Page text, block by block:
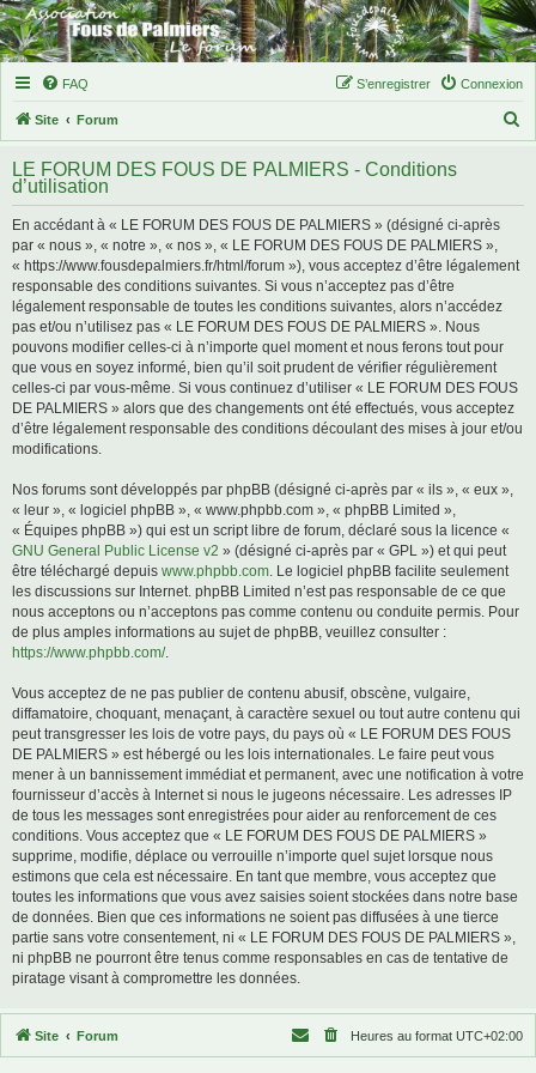
FAQ Connexion
S’enregistrer
Site Forum
h
LE FORUM DES FOUS DE PALMIERS - Conditions
d’utilisation
En accédant à « LE FORUM DES FOUS DE PALMIERS » (désigné ci-après
par « nous », « notre », « nos », « LE FORUM DES FOUS DE PALMIERS »,
« https://www.fousdepalmiers.fr/html/forum »), vous acceptez d’être légalement
responsable des conditions suivantes. Si vous n’acceptez pas d’être
légalement responsable de toutes les conditions suivantes, alors n’accédez
pas et/ou n’utilisez pas « LE FORUM DES FOUS DE PALMIERS ». Nous
pouvons modifier celles-ci à n’importe quel moment et nous ferons tout pour
que vous en soyez informé, bien qu’il soit prudent de vérifier régulièrement
celles-ci par vous-même. Si vous continuez d’utiliser « LE FORUM DES FOUS
DE PALMIERS » alors que des changements ont été effectués, vous acceptez
d’être légalement responsable des conditions découlant des mises à jour et/ou
modifications.
Nos forums sont développés par phpBB (désigné ci-après par « ils », « eux »,
« leur », « logiciel phpBB », « www.phpbb.com », « phpBB Limited »,
« Équipes phpBB ») qui est un script libre de forum, déclaré sous la licence «
GNU General Public License v2 » (désigné ci-après par « GPL ») et qui peut
être téléchargé depuis www.phpbb.com. Le logiciel phpBB facilite seulement
les discussions sur Internet. phpBB Limited n’est pas responsable de ce que
nous acceptons ou n’acceptons pas comme contenu ou conduite permis. Pour
de plus amples informations au sujet de phpBB, veuillez consulter :
https://www.phpbb.com/.
Vous acceptez de ne pas publier de contenu abusif, obscène, vulgaire,
diffamatoire, choquant, menaçant, à caractère sexuel ou tout autre contenu qui
peut transgresser les lois de votre pays, du pays où « LE FORUM DES FOUS
DE PALMIERS » est hébergé ou les lois internationales. Le faire peut vous
mener à un bannissement immédiat et permanent, avec une notification à votre
fournisseur d’accès à Internet si nous le jugeons nécessaire. Les adresses IP
de tous les messages sont enregistrées pour aider au renforcement de ces
conditions. Vous acceptez que « LE FORUM DES FOUS DE PALMIERS »
supprime, modifie, déplace ou verrouille n’importe quel sujet lorsque nous
estimons que cela est nécessaire. En tant que membre, vous acceptez que
toutes les informations que vous avez saisies soient stockées dans notre base
de données. Bien que ces informations ne soient pas diffusées à une tierce
partie sans votre consentement, ni « LE FORUM DES FOUS DE PALMIERS »,
ni phpBB ne pourront être tenus comme responsables en cas de tentative de
piratage visant à compromettre les données.
Site Forum Heures au format UTC+02:00